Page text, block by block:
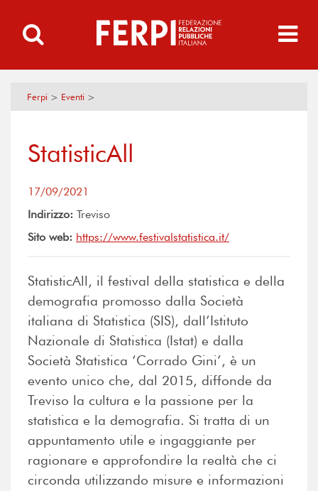
Ferpi > Eventi >
StatisticAll
17/09/2021
Indirizzo: Treviso
Sito web: https://www.festivalstatistica.it/
StatisticAll, il festival della statistica e della
demografia promosso dalla Società
italiana di Statistica (SIS), dall’Istituto
Nazionale di Statistica (Istat) e dalla
Società Statistica ‘Corrado Gini’, è un
evento unico che, dal 2015, diffonde da
Treviso la cultura e la passione per la
statistica e la demografia. Si tratta di un
appuntamento utile e ingaggiante per
ragionare e approfondire la realtà che ci
circonda utilizzando misure e informazioni